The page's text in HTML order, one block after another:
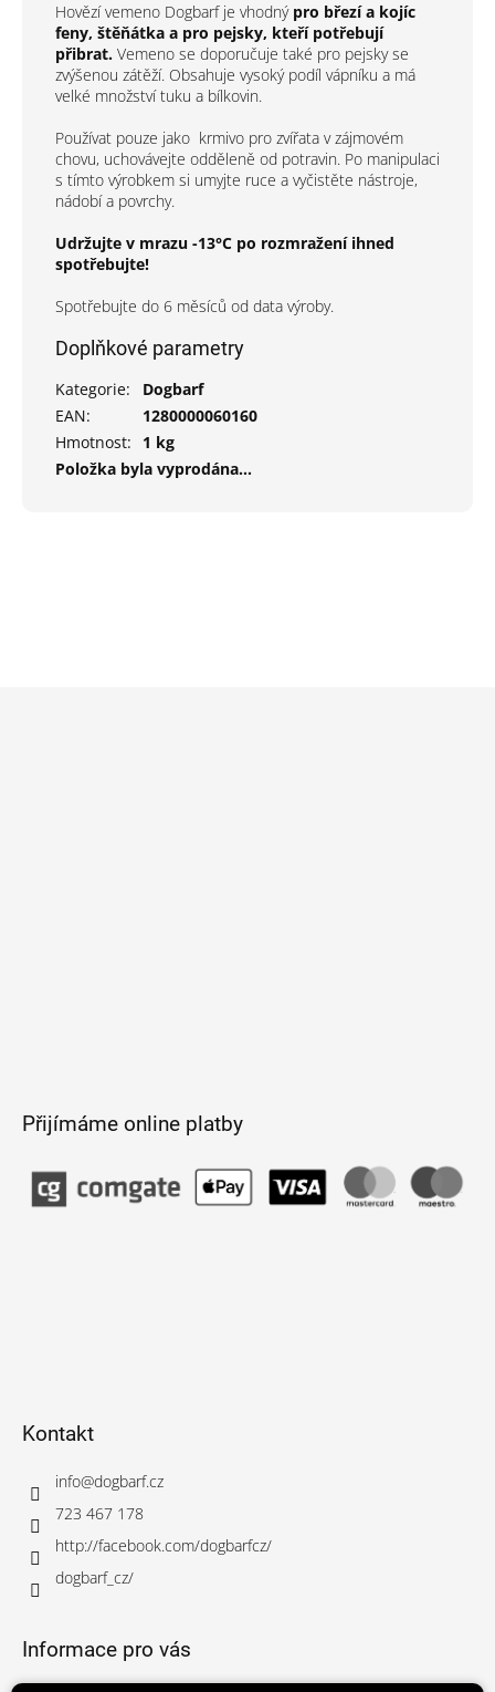
Hovězí vemeno Dogbarf je vhodnýpro březí a kojíc
feny, štěňátka a pro pejsky, kteří potřebují
přibrat. Vemeno se doporučuje také pro pejsky se
zvýšenou zátěží. Obsahuje vysoký podíl vápníku a má
velké množství tuku a bílkovin.
Používat pouze jako krmivo pro zvířata v zájmovém
chovu, uchovávejte odděleně od potravin. Po manipulaci
s tímto výrobkem si umyjte ruce a vyčistěte nástroje,
nádobí a povrchy.
Udržujte v mrazu -13°C po rozmražení ihned
spotřebujte!
Spotřebujte do 6 měsíců od data výroby.
Doplňkové parametry
Kategorie:
Dogbarf
EAN:
1280000060160
Hmotnost:
1 kg
Položka byla vyprodána…
Přijímáme online platby
Kontakt
info@dogbarf.cz
723 467 178
http://facebook.com/dogbarfcz/
dogbarf_cz/
Informace pro vás